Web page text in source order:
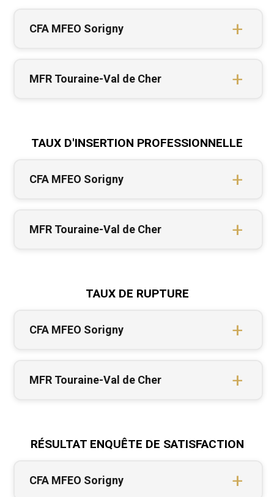
CFA MFEO Sorigny
l’orientation des jeunes en voie professionnelle.
Inserjeunes
MFR Touraine-Val de Cher
TAUX D'INSERTION PROFESSIONNELLE
CFA MFEO Sorigny
MFR Touraine-Val de Cher
TAUX DE RUPTURE
CFA MFEO Sorigny
MFR Touraine-Val de Cher
RÉSULTAT ENQUÊTE DE SATISFACTION
CFA MFEO Sorigny